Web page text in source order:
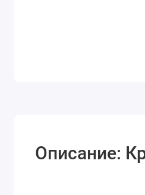
Описание: